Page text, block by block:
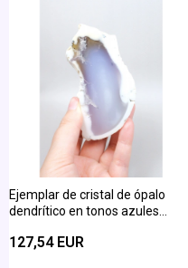
Ejemplar de cristal de ópalo
dendrítico en tonos azules
127,54 EUR